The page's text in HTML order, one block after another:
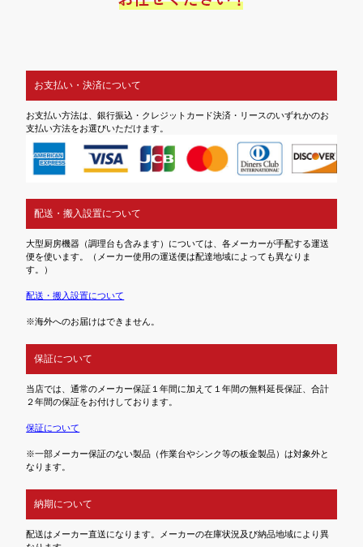
お支払い・決済について
お支払い方法は、銀行振込・クレジットカード決済・リースのいずれかのお
支払い方法をお選びいただけます。
配送・搬入設置について
大型厨房機器（調理台も含みます）については、各メーカーが手配する運送
便を使います。（メーカー使用の運送便は配達地域によっても異なりま
す。）
配送・搬入設置について
※海外へのお届けはできません。
保証について
当店では、通常のメーカー保証１年間に加えて１年間の無料延長保証、合計
２年間の保証をお付けしております。
保証について
※一部メーカー保証のない製品（作業台やシンク等の板金製品）は対象外と
なります。
納期について
配送はメーカー直送になります。メーカーの在庫状況及び納品地域により異